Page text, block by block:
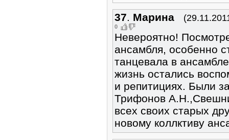
37. Марина
0
Невероятно!
ансамбля, особенно
танцевала в
жизнь остались
и репитициях. Были
Трифонов
всех своих старых
новому коллктиву